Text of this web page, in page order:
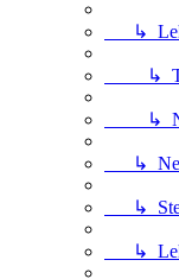
↳ Leki
↳
↳
↳
↳
↳ Leki